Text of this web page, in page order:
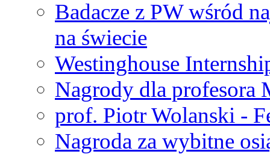
Badacze z PW wśród
na świecie
Westinghouse
Nagrody dla profesora
prof. Piotr Wolanski -
Nagroda za wybitne